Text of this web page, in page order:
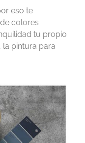
eso te
colores
tu propio
la pintura para